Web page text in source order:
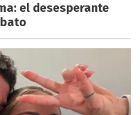
el desesperante